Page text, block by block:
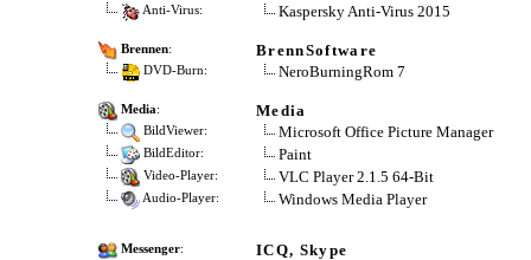
Anti-Virus: Kaspersky Anti-Virus 2015
Brennen: BrennSoftware
DVD-Burn: NeroBurningRom 7
Media: Media
BildViewer: Microsoft Office Picture Manager
BildEditor: Paint
Video-Player: VLC Player 2.1.5 64-Bit
Audio-Player: Windows Media Player
Messenger: ICQ, Skype